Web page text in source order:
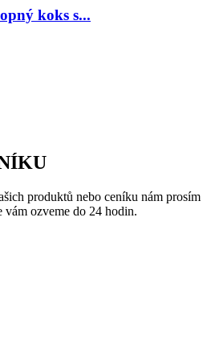
koks s...
produktů nebo ceníku nám prosím
vám ozveme do 24 hodin.